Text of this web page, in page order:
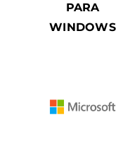
PARA
WINDOWS